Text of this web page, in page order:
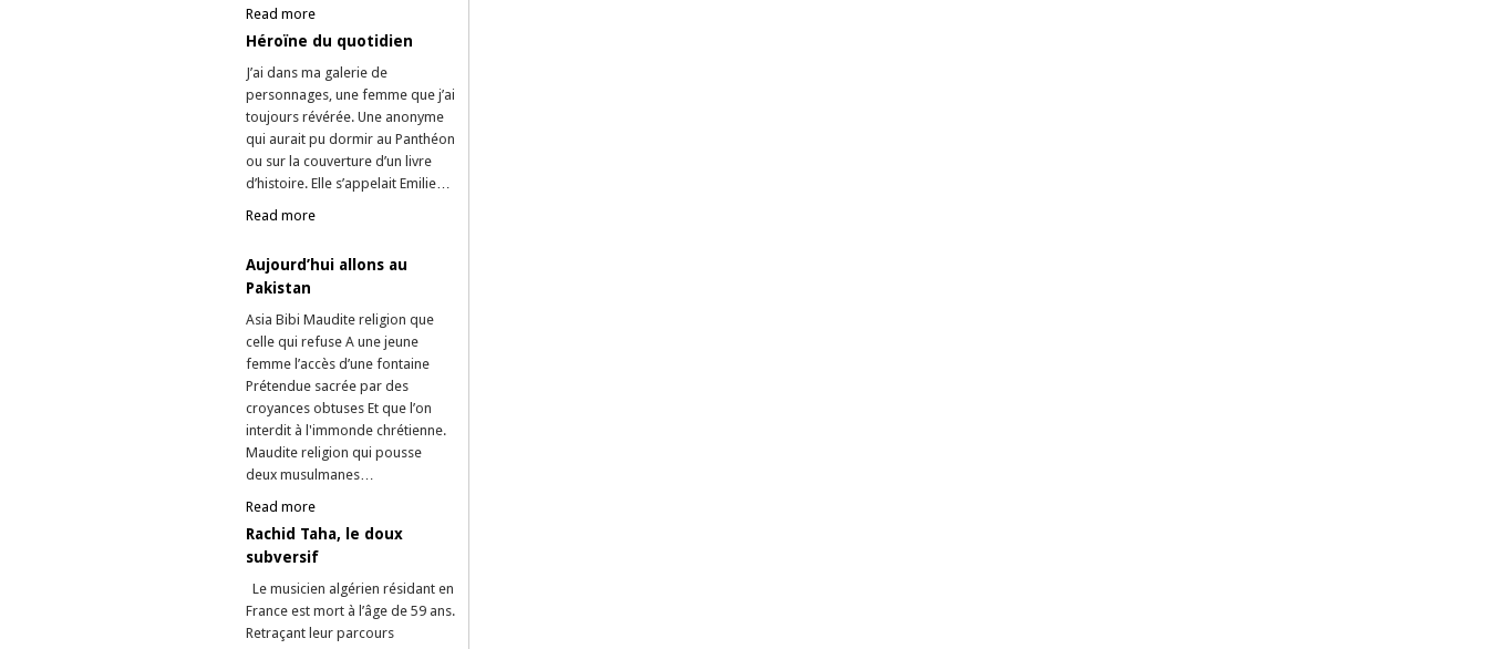
Read more
Héroïne du quotidien
J’ai dans ma galerie de
personnages, une femme que j’ai
toujours révérée. Une anonyme
qui aurait pu dormir au Panthéon
ou sur la couverture d’un livre
d’histoire. Elle s’appelait Emilie…
Read more
Aujourd’hui allons au
Pakistan
Asia Bibi Maudite religion que
celle qui refuse A une jeune
femme l’accès d’une fontaine
Prétendue sacrée par des
croyances obtuses Et que l’on
interdit à l'immonde chrétienne.
Maudite religion qui pousse
deux musulmanes…
Read more
Rachid Taha, le doux
subversif
Le musicien algérien résidant en
France est mort à l’âge de 59 ans.
Retraçant leur parcours